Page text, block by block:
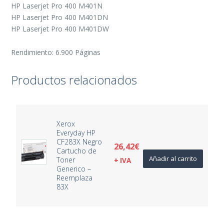
HP Laserjet Pro 400 M401N
HP Laserjet Pro 400 M401DN
HP Laserjet Pro 400 M401DW
Rendimiento: 6.900 Páginas
Productos relacionados
Xerox
Everyday HP
CF283X Negro
Cartucho de
Toner
Generico –
Reemplaza
83X
26,42€
+ IVA Añadir al carrito